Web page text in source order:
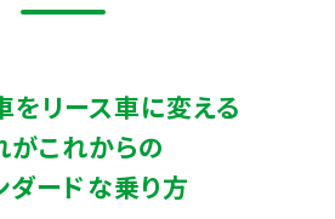
をリース車に変える
がこれからの
ダードな乗り方